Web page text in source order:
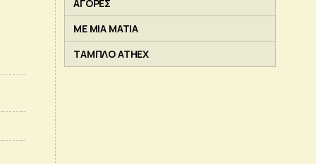
ΑΓΟΡΕΣ
ΜΕ ΜΙΑ ΜΑΤΙΑ
ΤΑΜΠΛΟ ATHEX